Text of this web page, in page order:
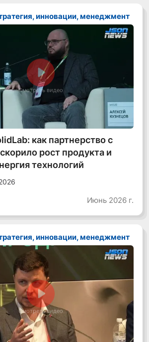
инновации, менеджмент
Смотреть видео
как партнерство с
рост продукта и
технологий
Июнь 2026 г.
инновации, менеджмент
Смотреть видео